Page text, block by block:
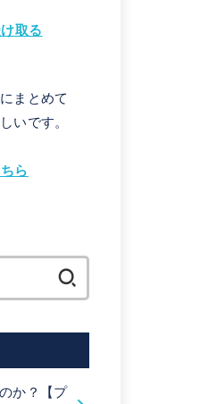
取る
まとめて
いです。
ら
か？【プ